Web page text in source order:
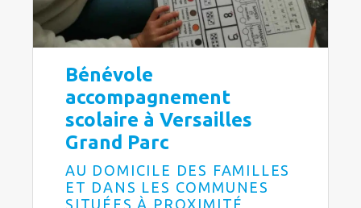
Bénévole
accompagnement
scolaire à Versailles
Grand Parc
AU DOMICILE DES FAMILLES
ET DANS LES COMMUNES
SITUÉES À PROXIMITÉ